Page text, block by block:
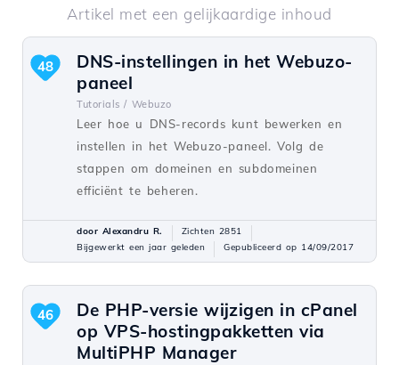
Artikel met een gelijkaardige inhoud
DNS-instellingen in het Webuzo-
paneel
Tutorials / Webuzo
Leer hoe u DNS-records kunt bewerken en
instellen in het Webuzo-paneel. Volg de
stappen om domeinen en subdomeinen
efficiënt te beheren.
48
door Alexandru R.
Zichten 2851
Bijgewerkt een jaar geleden
Gepubliceerd op 14/09/2017
De PHP-versie wijzigen in cPanel
op VPS-hostingpakketten via
MultiPHP Manager
46